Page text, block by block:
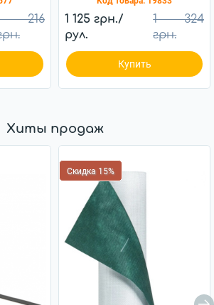
216
1 125 грн./
рул.
1 324
грн.
Купить
Хиты продаж
Скидка 15%